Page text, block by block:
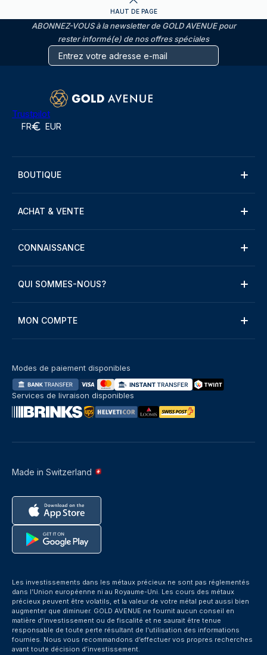
HAUT DE PAGE
ABONNEZ-VOUS à la newsletter de GOLD AVENUE pour
rester informé(e) de nos offres spéciales
Trustpilot
FR EUR
BOUTIQUE
ACHAT & VENTE
CONNAISSANCE
QUI SOMMES-NOUS?
MON COMPTE
Made in Switzerland
Modes de paiement disponibles
Services de livraison disponibles
Les investissements dans les métaux précieux ne sont pas réglementés
dans l’Union européenne ni au Royaume-Uni. Les cours des métaux
précieux peuvent être volatils, et la valeur de votre métal peut aussi bien
augmenter que diminuer. GOLD AVENUE ne fournit aucun conseil en
matière d’investissement ou de fiscalité et ne saurait être tenue
responsable de toute perte résultant de l’utilisation des informations
fournies. Nous vous recommandons d’effectuer vos propres recherches
avant toute décision d’investissement.